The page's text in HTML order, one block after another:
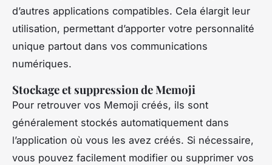
d’autres applications compatibles. Cela élargit leur
utilisation, permettant d’apporter votre personnalité
unique partout dans vos communications
numériques.
Stockage et suppression de Memoji
Pour retrouver vos Memoji créés, ils sont
généralement stockés automatiquement dans
l’application où vous les avez créés. Si nécessaire,
vous pouvez facilement modifier ou supprimer vos